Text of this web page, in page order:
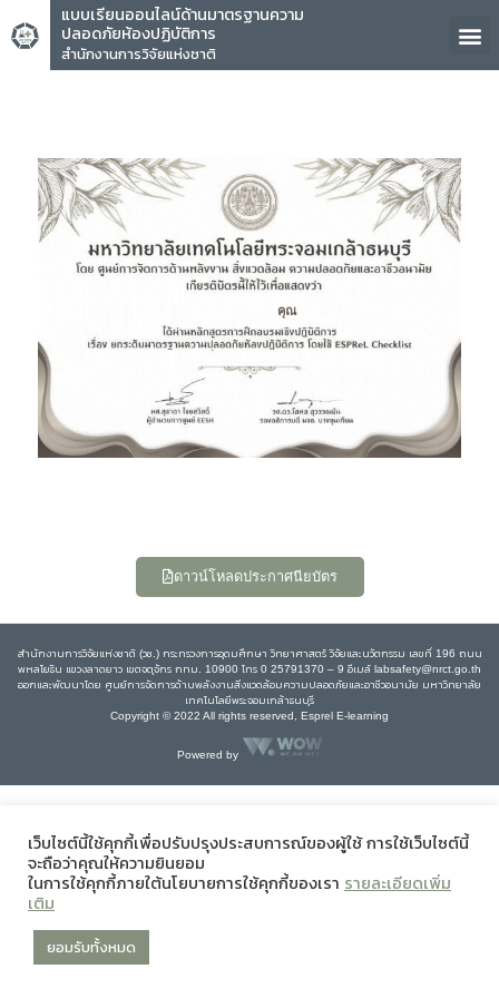
แบบเรียนออนไลน์ด้านมาตรฐานความ
ปลอดภัยห้องปฏิบัติการ
สำนักงานการวิจัยแห่งชาติ
คุณ
ดาวน์โหลดประกาศนียบัตร
สำนักงานการวิจัยแห่งชาติ (วช.) กระทรวงการอุดมศึกษา วิทยาศาสตร์ วิจัยและนวัตกรรม เลขที่ 196 ถนน
พหลโยธิน แขวงลาดยาว เขตจตุจักร กทม. 10900 โทร 0 25791370 – 9 อีเมล์ labsafety@nrct.go.th
ออกและพัฒนาโดย ศูนย์การจัดการด้านพลังงานสิ่งแวดล้อมความปลอดภัยและอาชีวอนามัย มหาวิทยาลัย
เทคโนโลยีพระจอมเกล้าธนบุรี
Copyright © 2022 All rights reserved, Esprel E-learning
Powered by
เว็บไซต์นี้ใช้คุกกี้เพื่อปรับปรุงประสบการณ์ของผู้ใช้ การใช้เว็บไซต์นี้
จะถือว่าคุณให้ความยินยอม
ในการใช้คุกกี้ภายใต้นโยบายการใช้คุกกี้ของเรา รายละเอียดเพิ่ม
เติม
ยอมรับทั้งหมด